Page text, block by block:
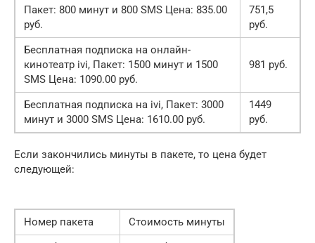
Пакет: 800 минут и 800 SMS Цена: 835.00
руб.
751,5
руб.
Бесплатная подписка на онлайн-
кинотеатр ivi, Пакет: 1500 минут и 1500
SMS Цена: 1090.00 руб.
981 руб.
Бесплатная подписка на ivi, Пакет: 3000
минут и 3000 SMS Цена: 1610.00 руб.
1449
руб.
Если закончились минуты в пакете, то цена будет
следующей:
Номер пакета
Стоимость минуты